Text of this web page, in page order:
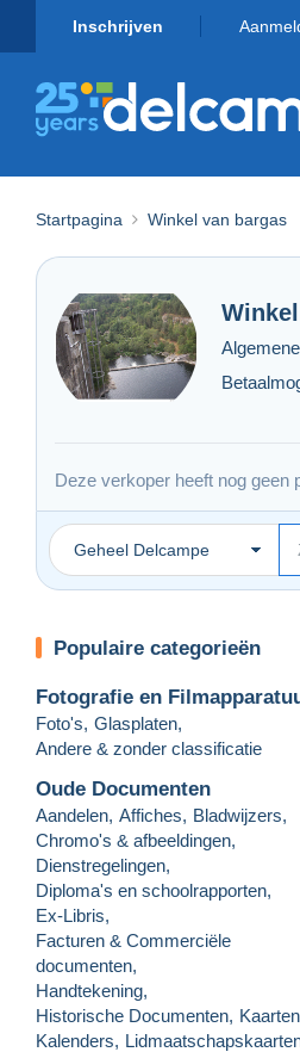
Inschrijven
Startpagina Winkel van bargas
Deze verkoper heeft nog geen
Geheel Delcampe
Populaire categorieën
Fotografie en
Foto's, Glasplaten,
Andere & zonder classificatie
Oude Documenten
Aandelen, Affiches, Bladwijzers,
Chromo's & afbeeldingen,
Dienstregelingen,
Diploma's en schoolrapporten,
Ex-Libris,
Facturen & Commerciële
documenten,
Handtekening,
Historische Documenten, Kaarten
Kalenders,